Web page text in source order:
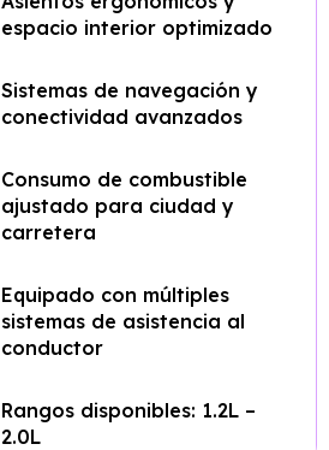
espacio interior optimizado
Sistemas de navegación y
conectividad avanzados
Consumo de combustible
ajustado para ciudad y
carretera
Equipado con múltiples
sistemas de asistencia al
conductor
Rangos disponibles: 1.2L –
2.0L